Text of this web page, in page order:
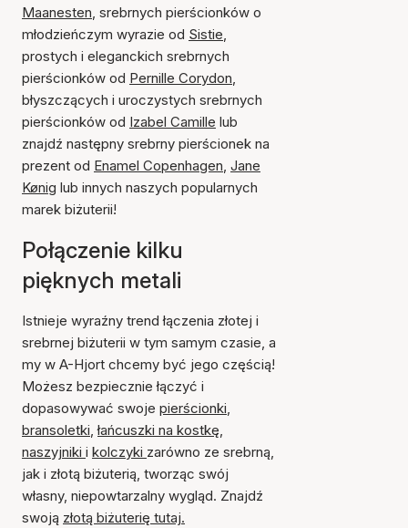
Maanesten, srebrnych pierścionków o
młodzieńczym wyrazie od Sistie,
prostych i eleganckich srebrnych
pierścionków od Pernille Corydon,
błyszczących i uroczystych srebrnych
pierścionków od Izabel Camille lub
znajdź następny srebrny pierścionek na
prezent od Enamel Copenhagen, Jane
Kønig lub innych naszych popularnych
marek biżuterii!
Połączenie kilku
pięknych metali
Istnieje wyraźny trend łączenia złotej i
srebrnej biżuterii w tym samym czasie, a
my w A-Hjort chcemy być jego częścią!
Możesz bezpiecznie łączyć i
dopasowywać swoje pierścionki,
bransoletki,łańcuszki na kostkę,
naszyjniki i kolczyki zarówno ze srebrną,
jak i złotą biżuterią, tworząc swój
własny, niepowtarzalny wygląd. Znajdź
swoją złotą biżuterię tutaj.